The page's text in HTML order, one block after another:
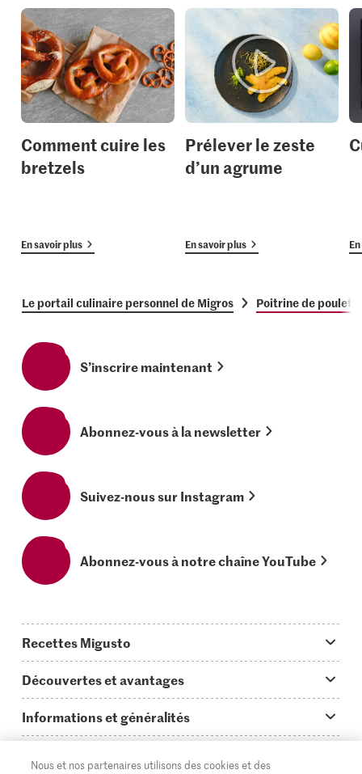
Comment cuire les
bretzels
En savoir plus
Prélever le zeste
d’un agrume
En savoir plus
Le portail culinaire personnel de Migros Poitrine de poulet
S’inscrire maintenant
Abonnez-vous à la newsletter
Suivez-nous sur Instagram
Abonnez-vous à notre chaîne YouTube
Recettes Migusto
Idées de menus
Plats principaux
Découvertes et avantages
On en parle...
Informations et généralités
Questions concernant Migusto
Nous et nos partenaires utilisons des cookies et des